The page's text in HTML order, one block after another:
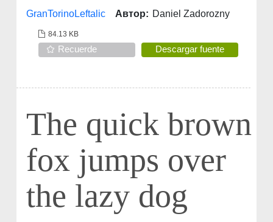
GranTorinoLeftalic Автор: Daniel Zadorozny
84.13 KB
Recuerde Descargar fuente
The quick brown
fox jumps over
the lazy dog